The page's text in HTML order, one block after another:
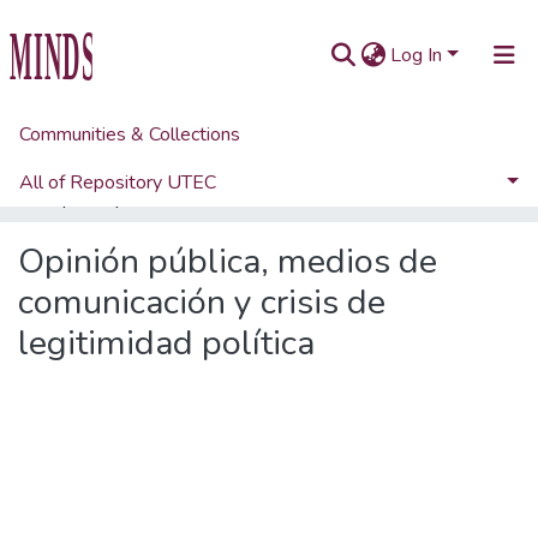
Log In
Communities & Collections
All of Repository UTEC
Home
Artículos de revistas UTEC
Opinión pública, medios de
comunicación y crisis de
legitimidad política